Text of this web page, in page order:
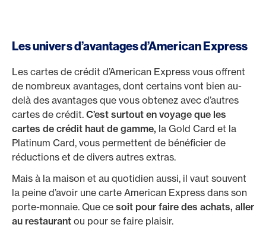
Les univers d’avantages d’American Express
Les cartes de crédit d’American Express vous offrent
de nombreux avantages, dont certains vont bien au-
delà des avantages que vous obtenez avec d’autres
cartes de crédit. C’est surtout en voyage que les
cartes de crédit haut de gamme, la Gold Card et la
Platinum Card, vous permettent de bénéficier de
réductions et de divers autres extras.
Mais à la maison et au quotidien aussi, il vaut souvent
la peine d’avoir une carte American Express dans son
porte-monnaie. Que ce soit pour faire des achats, aller
au restaurant ou pour se faire plaisir.